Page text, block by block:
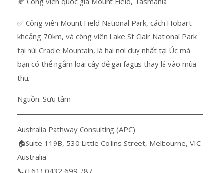
✅ Công viên Mount Field National Park, cách Hobart
khoảng 70km, và công viên Lake St Clair National Park
tại núi Cradle Mountain, là hai nơi duy nhất tại Úc mà
bạn có thể ngắm loài cây dẻ gai fagus thay lá vào mùa
thu.
Nguồn: Sưu tầm
Australia Pathway Consulting (APC)
🏠Suite 119B, 530 Little Collins Street, Melbourne, VIC
Australia
📞(+61) 0432 699 787